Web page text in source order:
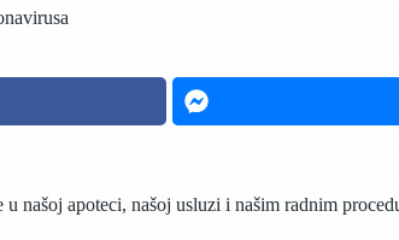
našoj apoteci, našoj usluzi i našim radnim